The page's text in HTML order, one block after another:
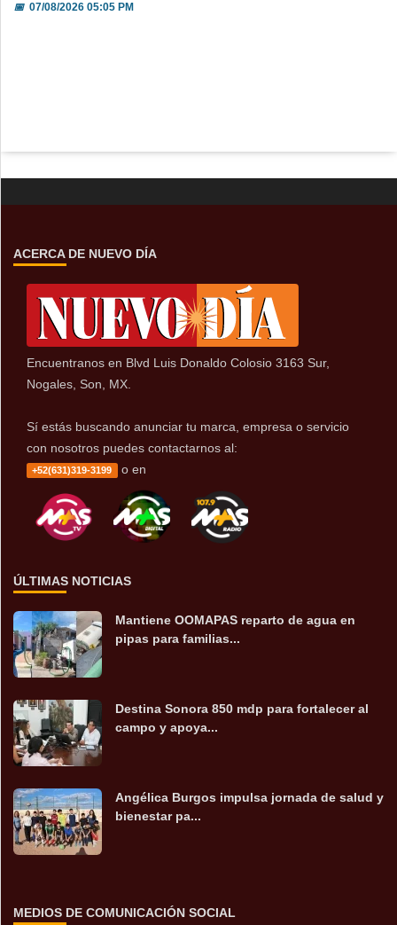
📅07/08/2026 05:05 PM
ACERCA DE NUEVO DÍA
Encuentranos en Blvd Luis Donaldo Colosio 3163 Sur,
Nogales, Son, MX.
Sí estás buscando anunciar tu marca, empresa o servicio
con nosotros puedes contactarnos al:
+52(631)319-3199 o en
ÚLTIMAS NOTICIAS
Mantiene OOMAPAS reparto de agua en
pipas para familias...
Destina Sonora 850 mdp para fortalecer al
campo y apoya...
Angélica Burgos impulsa jornada de salud y
bienestar pa...
MEDIOS DE COMUNICACIÓN SOCIAL